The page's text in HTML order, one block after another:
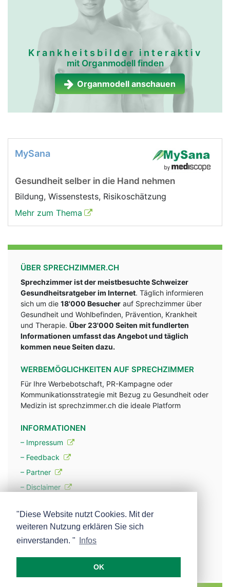
Krankheitsbilder interaktiv
mit Organmodell finden
Organmodell anschauen
MySana
Gesundheit selber in die Hand nehmen
Bildung, Wissenstests, Risikoschätzung
Mehr zum Thema
ÜBER SPRECHZIMMER.CH
Sprechzimmer ist der meistbesuchte Schweizer
Gesundheitsratgeber im Internet. Täglich informieren
sich um die 18'000 Besucher auf Sprechzimmer über
Gesundheit und Wohlbefinden, Prävention, Krankheit
und Therapie. Über 23'000 Seiten mit fundlerten
Informationen umfasst das Angebot und täglich
kommen neue Seiten dazu.
WERBEMÖGLICHKEITEN AUF SPRECHZIMMER
Für Ihre Werbebotschaft, PR-Kampagne oder
Kommunikationsstrategie mit Bezug zu Gesundheit oder
Medizin ist sprechzimmer.ch die ideale Platform
INFORMATIONEN
– Impressum
– Feedback
– Partner
– Disclaimer
– Werbung
– Mehr über unsere Experten
"Diese Website nutzt Cookies. Mit der
weiteren Nutzung erklären Sie sich
einverstanden. "
Infos
OK